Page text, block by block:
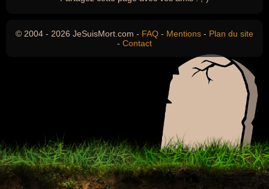
© 2004 - 2026 JeSuisMort.com - FAQ - Mentions - Plan du site
- Contact